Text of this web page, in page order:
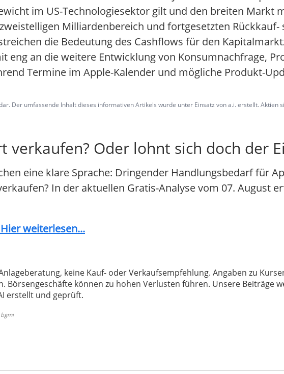
im US-Technologiesektor gilt und den breiten Markt
Milliardenbereich und fortgesetzten Rückkauf-
die Bedeutung des Cashflows für den
eng an die weitere Entwicklung von Konsumnachfrage,
Termine im Apple-Kalender und mögliche Produkt-
Der umfassende Inhalt dieses informativen Artikels wurde unter Einsatz von a.i. erstellt. Aktien
verkaufen? Oder lohnt sich doch der
eine klare Sprache: Dringender Handlungsbedarf für
In der aktuellen Gratis-Analyse vom 07. August
weiterlesen...
keine Kauf- oder Verkaufsempfehlung. Angaben zu
Börsengeschäfte können zu hohen Verlusten führen. Unsere Beiträge
erstellt und geprüft.